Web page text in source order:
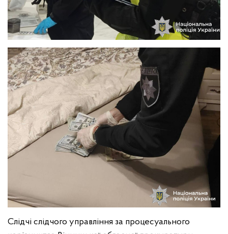
Слідчі слідчого управління за процесуального